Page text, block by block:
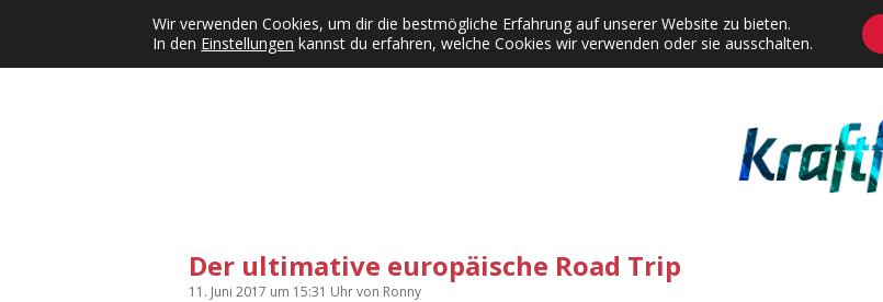
Kategorien Dropdown-Menü öffnen
KFMW-Disco Dates Instagrams Contact Adventskalender Dropdown-Menü öffnen
Der ultimative europäische Road Trip
11. Juni 2017 um 15:31 Uhrvon Ronny
Wir verwenden Cookies, um dir die bestmögliche Erfahrung auf unserer Website zu bieten.
In den Einstellungen kannst du erfahren, welche Cookies wir verwenden oder sie ausschalten.